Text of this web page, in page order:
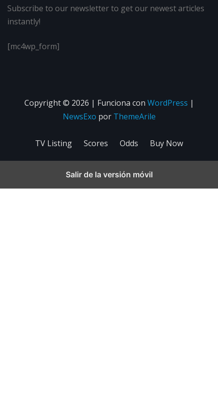
Subscribe to our newsletter to get our newest articles
instantly!
[mc4wp_form]
Copyright © 2026 | Funciona con WordPress |
NewsExo por ThemeArile
TV Listing Scores Odds Buy Now
Salir de la versión móvil